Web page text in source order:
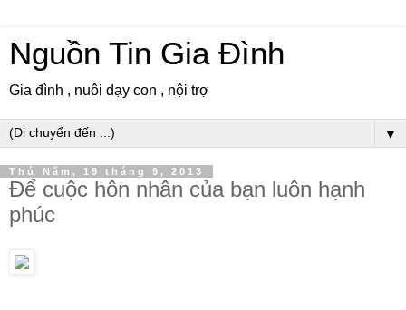
Nguồn Tin Gia Đình
Gia đình , nuôi dạy con , nội trợ
▼
Thứ Năm, 19 tháng 9, 2013
Để cuộc hôn nhân của bạn luôn hạnh
phúc